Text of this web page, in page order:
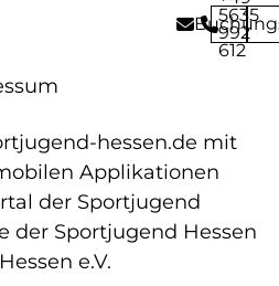
5635
992
612
hessen.de mit
Applikationen
der Sportjugend
der Sportjugend Hessen
e.V.